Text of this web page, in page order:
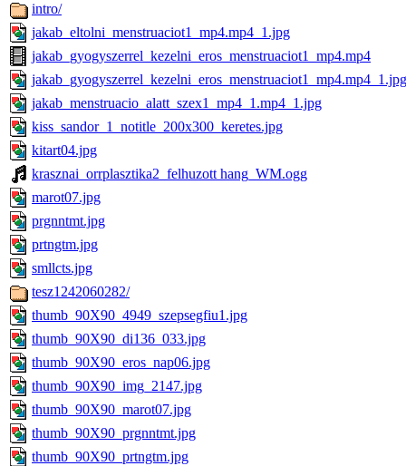
intro/
jakab_eltolni_menstruaciot1_mp4.mp4_1.jpg
jakab_gyogyszerrel_kezelni_eros_menstruaciot1_mp4.mp4
jakab_gyogyszerrel_kezelni_eros_menstruaciot1_mp4.mp4_1.jpg
jakab_menstruacio_alatt_szex1_mp4_1.mp4_1.jpg
kiss_sandor_1_notitle_200x300_keretes.jpg
kitart04.jpg
krasznai_orrplasztika2_felhuzott hang_WM.ogg
marot07.jpg
prgnntmt.jpg
prtngtm.jpg
smllcts.jpg
tesz1242060282/
thumb_90X90_4949_szepsegfiu1.jpg
thumb_90X90_di136_033.jpg
thumb_90X90_eros_nap06.jpg
thumb_90X90_img_2147.jpg
thumb_90X90_marot07.jpg
thumb_90X90_prgnntmt.jpg
thumb_90X90_prtngtm.jpg